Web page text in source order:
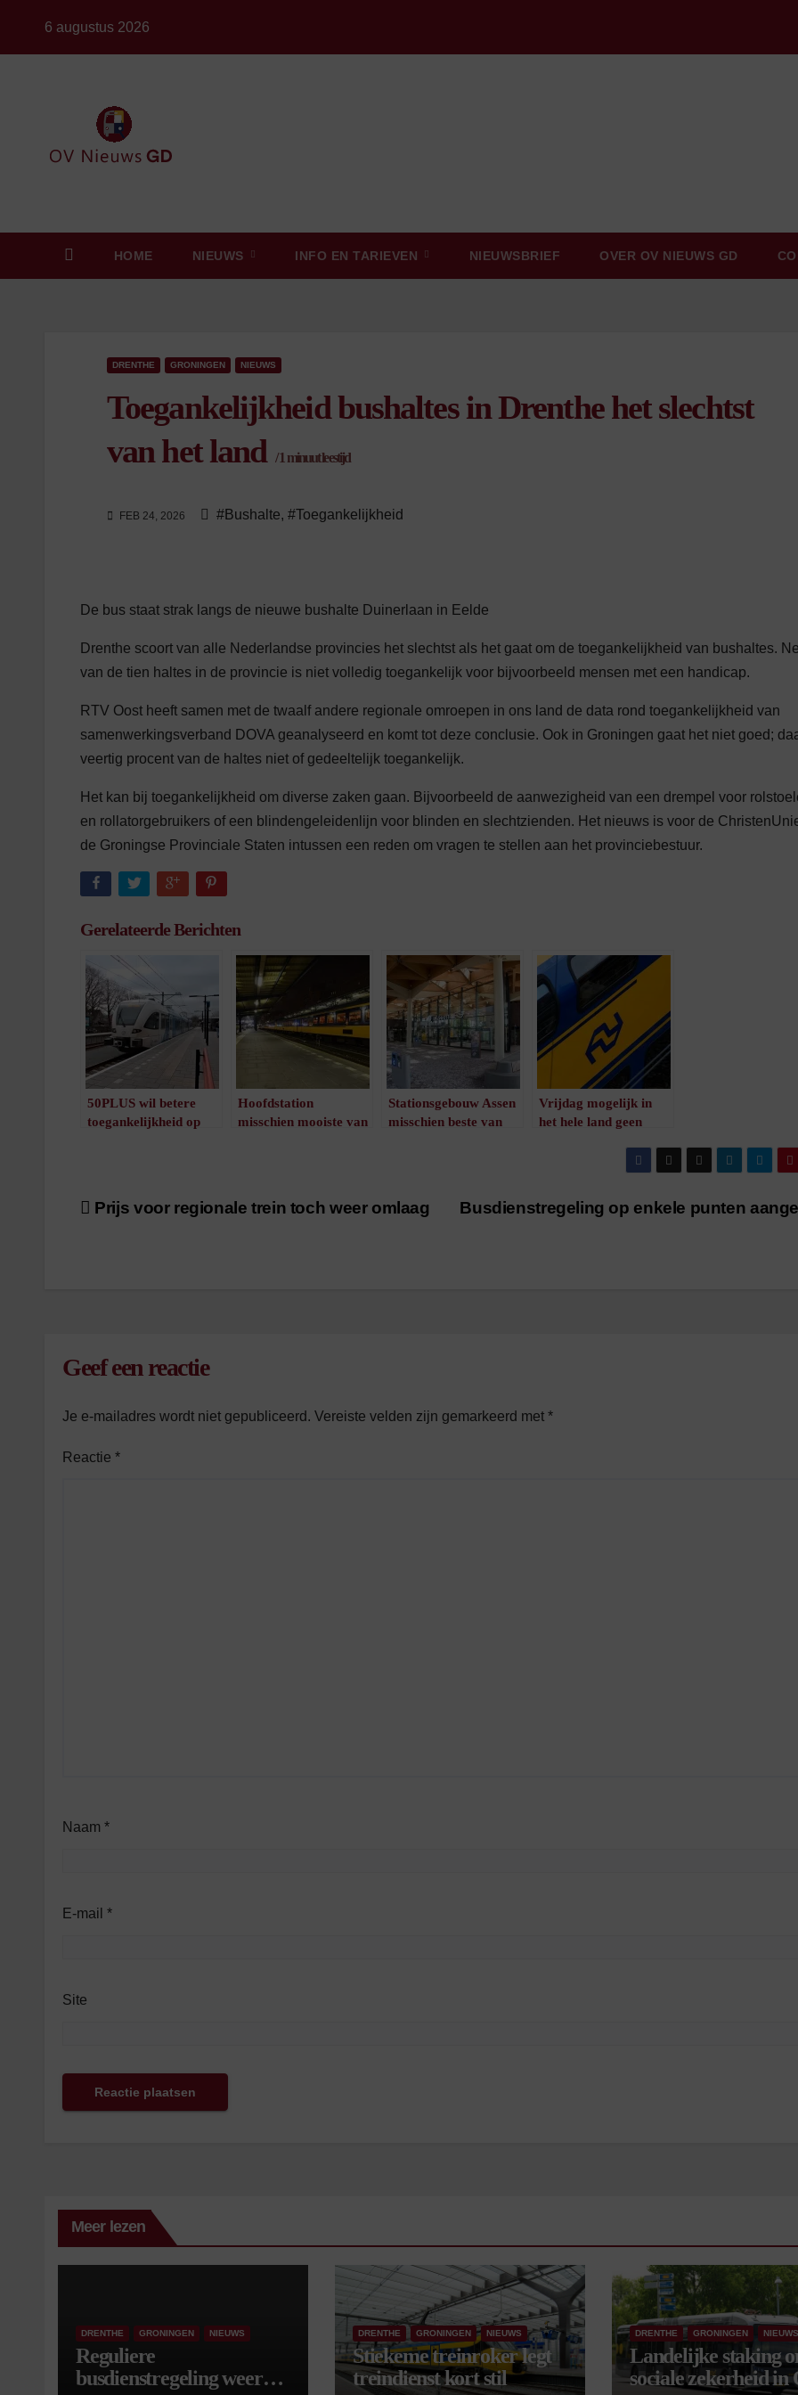
6 augustus 2026
HOME NIEUWS INFO EN TARIEVEN NIEUWSBRIEF OVER OV NIEUWS GD
DRENTHE GRONINGEN NIEUWS
Toegankelijkheid bushaltes in Drenthe het slechtst
van het land /1 minuut leestijd
FEB 24, 2026 #Bushalte, #Toegankelijkheid
De bus staat strak langs de nieuwe bushalte Duinerlaan in Eelde
Drenthe scoort van alle Nederlandse provincies het slechtst als het gaat om de toegankelijkheid van bushaltes.
van de tien haltes in de provincie is niet volledig toegankelijk voor bijvoorbeeld mensen met een handicap.
RTV Oost heeft samen met de twaalf andere regionale omroepen in ons land de data rond toegankelijkheid van
samenwerkingsverband DOVA geanalyseerd en komt tot deze conclusie. Ook in Groningen gaat het niet goed;
veertig procent van de haltes niet of gedeeltelijk toegankelijk.
Het kan bij toegankelijkheid om diverse zaken gaan. Bijvoorbeeld de aanwezigheid van een drempel voor
en rollatorgebruikers of een blindengeleidenlijn voor blinden en slechtzienden. Het nieuws is voor de
de Groningse Provinciale Staten intussen een reden om vragen te stellen aan het provinciebestuur.
Gerelateerde Berichten
50PLUS wil betere
toegankelijkheid op
Hoofdstation
misschien mooiste van
Stationsgebouw Assen
misschien beste van
Vrijdag mogelijk in
het hele land geen
minuut leestijd
Bericht
Busdienstregeling op enkele punten
Prijs voor regionale trein toch weer omlaag
Geef een reactie
Je e-mailadres wordt niet gepubliceerd. Vereiste velden zijn gemarkeerd met *
Reactie *
Naam *
E-mail *
Site
Meer lezen
DRENTHE GRONINGEN NIEUWS
Reguliere
busdienstregeling weer
DRENTHE GRONINGEN NIEUWS
Stiekeme treinroker legt
treindienst kort stil
DRENTHE GRONINGEN NIEUWS
Landelijke staking
sociale zekerheid in